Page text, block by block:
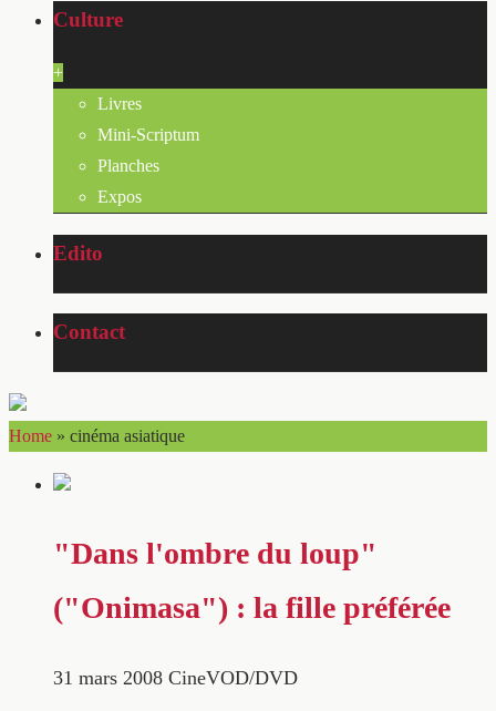
Culture
+
Livres
Mini-Scriptum
Planches
Expos
Edito
Contact
Home » cinéma asiatique
"Dans l'ombre du loup"
("Onimasa") : la fille préférée
31 mars 2008 CineVOD/DVD